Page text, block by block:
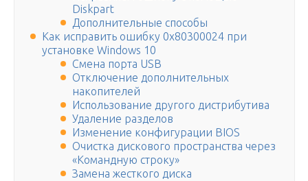
Diskpart
Дополнительные способы
Как исправить ошибку 0x80300024 при
установке Windows 10
Смена порта USB
Отключение дополнительных
накопителей
Использование другого дистрибутива
Удаление разделов
Изменение конфигурации BIOS
Очистка дискового пространства через
«Командную строку»
Замена жесткого диска